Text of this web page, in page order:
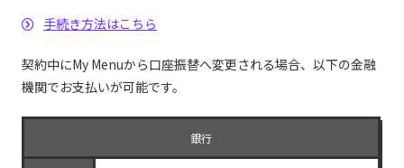
は行
四銀行／広島銀行／福井銀行／福岡銀行／福岡中央銀
行／福島銀行／福邦銀行／PayPay銀行／豊和銀行／
行
ま行
行／南日本銀行／宮崎銀行／宮崎太陽銀行／武蔵野銀
手続き方法はこちら
契約中にMy Menuから口座振替へ変更される場合、以下の金融
機関でお支払いが可能です。
銀行